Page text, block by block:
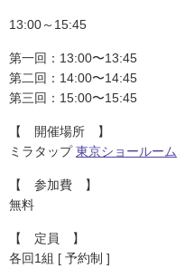
13:00～15:45
第一回：13:00〜13:45
第二回：14:00〜14:45
第三回：15:00〜15:45
【 開催場所 】
ミラタップ東京ショールーム
【 参加費 】
無料
【 定員 】
各回1組 [ 予約制 ]